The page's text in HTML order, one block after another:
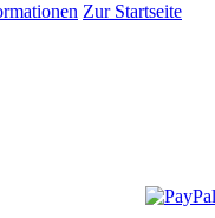
Zur Startseite